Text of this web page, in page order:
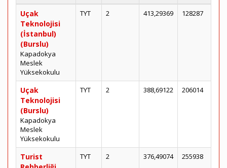
Uçak
Teknolojisi
(İstanbul)
(Burslu)
Kapadokya
Meslek
Yüksekokulu
TYT 2 413,29369 128287
Uçak
Teknolojisi
(Burslu)
Kapadokya
Meslek
Yüksekokulu
TYT 2 388,69122 206014
Turist
TYT 2 376,49074 255938